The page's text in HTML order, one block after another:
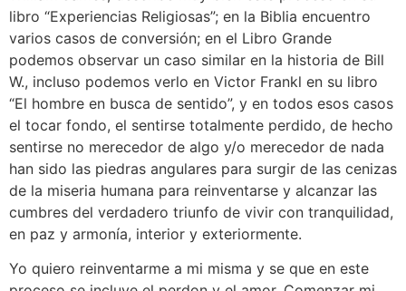
libro “Experiencias Religiosas”; en la Biblia encuentro
varios casos de conversión; en el Libro Grande
podemos observar un caso similar en la historia de Bill
W., incluso podemos verlo en Victor Frankl en su libro
“El hombre en busca de sentido”, y en todos esos casos
el tocar fondo, el sentirse totalmente perdido, de hecho
sentirse no merecedor de algo y/o merecedor de nada
han sido las piedras angulares para surgir de las cenizas
de la miseria humana para reinventarse y alcanzar las
cumbres del verdadero triunfo de vivir con tranquilidad,
en paz y armonía, interior y exteriormente.
Yo quiero reinventarme a mi misma y se que en este